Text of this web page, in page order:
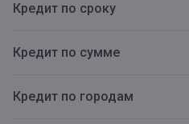
Кредит по сроку
Кредит по сумме
Кредит по городам